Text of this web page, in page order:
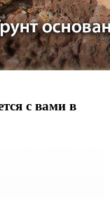
с вами в